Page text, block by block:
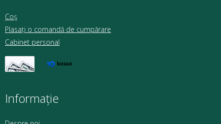
Coș
Plasați o comandă de cumpărare
Cabinet personal
Informație